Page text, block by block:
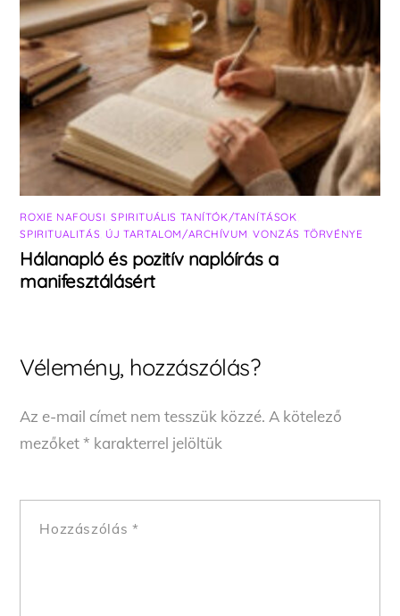
ROXIE NAFOUSI ,SPIRITUÁLIS TANÍTÓK/TANÍTÁSOK
SPIRITUALITÁS ÚJ TARTALOM/ARCHÍVUM ,VONZÁS TÖRVÉNYE
Hálanapló és pozitív naplóírás a
manifesztálásért
Vélemény, hozzászólás?
Az e-mail címet nem tesszük közzé. A kötelező
mezőket* karakterrel jelöltük
Hozzászólás *